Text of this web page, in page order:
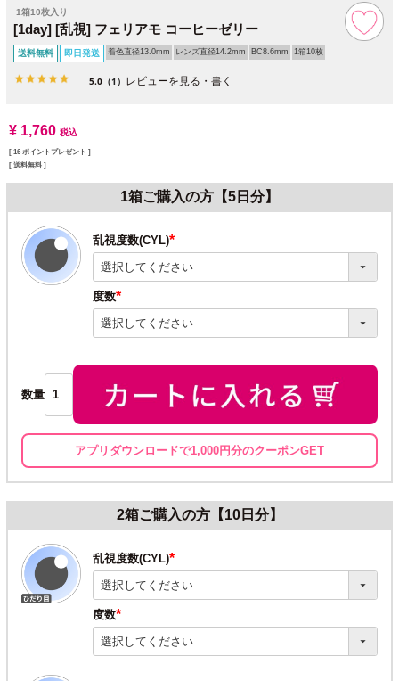
1箱10枚入り
[1day] [乱視] フェリアモ コーヒーゼリー
送料無料 即日発送 着色直径13.0mm レンズ直径14.2mm BC8.6mm 1箱10枚
5.0 （1） レビューを見る・書く
¥ 1,760 税込
[ 16 ポイントプレゼント ]
送料無料
1箱ご購入の方【5日分】
乱視度数(CYL)
(必
須)
度数
(必
須)
数量
アプリダウンロードで1,000円分のクーポンGET
2箱ご購入の方【10日分】
乱視度数(CYL)
(必
須)
度数
(必
須)